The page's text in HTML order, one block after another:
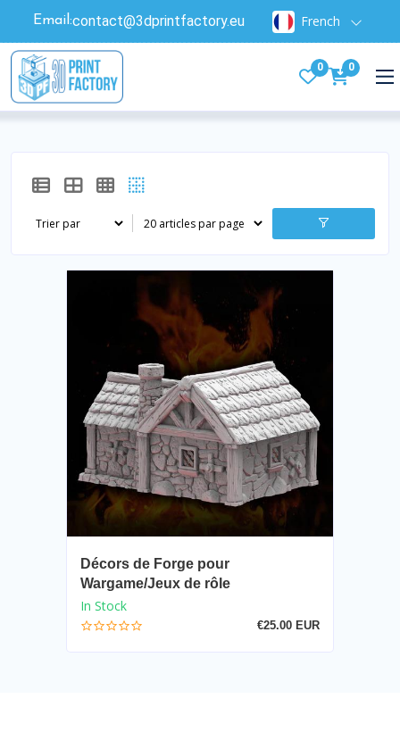
Email:contact@3dprintfactory.eu French
0 0
Décors de Forge pour
Wargame/Jeux de rôle
In Stock
€25.00 EUR